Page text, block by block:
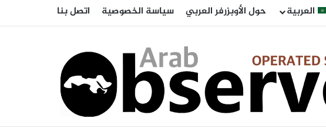
العربية حول الأوبزرفر العربي سياسة الخصوصية اتصل بنا